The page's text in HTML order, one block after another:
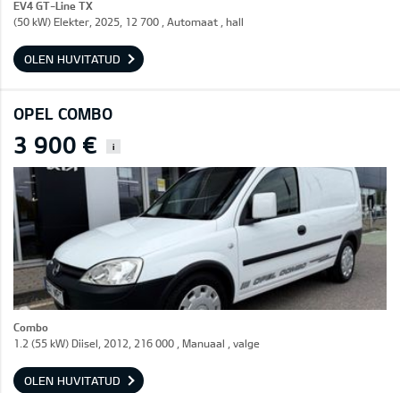
EV4 GT-Line TX
(50 kW) Elekter, 2025, 12 700 , Automaat , hall
OLEN HUVITATUD
OPEL COMBO
3 900 € i
Combo
1.2 (55 kW) Diisel, 2012, 216 000 , Manuaal , valge
OLEN HUVITATUD